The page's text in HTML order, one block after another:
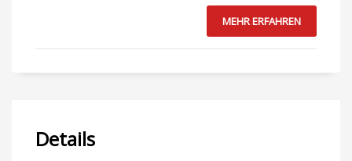
MEHR ERFAHREN
Details